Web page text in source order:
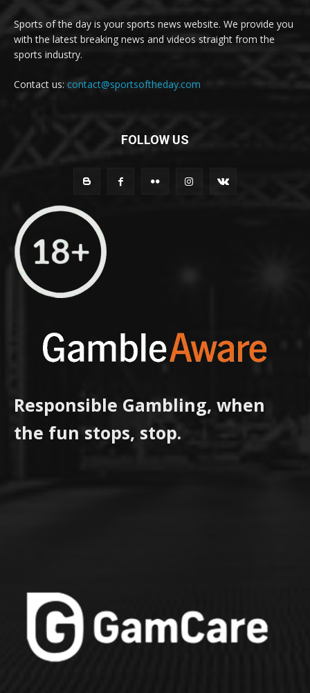
Sports of the day is your sports news website. We provide you
with the latest breaking news and videos straight from the
sports industry.
Contact us: contact@sportsoftheday.com
FOLLOW US
Responsible Gambling, when
the fun stops, stop.